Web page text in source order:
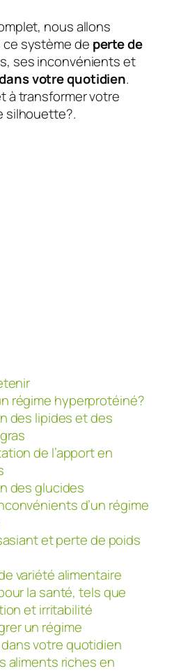
nous allons
système de perte de
ses inconvénients et
votre quotidien.
à transformer votre
silhouette?.
régime hyperprotéiné?
des lipides et des
de l’apport en
des glucides
d’un régime
et perte de poids
variété alimentaire
la santé, tels que
et irritabilité
un régime
votre quotidien
aliments riches en